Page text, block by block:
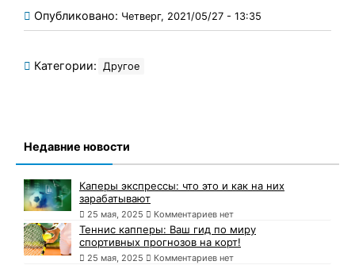
Опубликовано: Четверг, 2021/05/27 - 13:35
Категории: Другое
Недавние новости
Каперы экспрессы: что это и как на них
зарабатывают
25 мая, 2025 Комментариев нет
Теннис капперы: Ваш гид по миру
спортивных прогнозов на корт!
25 мая, 2025 Комментариев нет